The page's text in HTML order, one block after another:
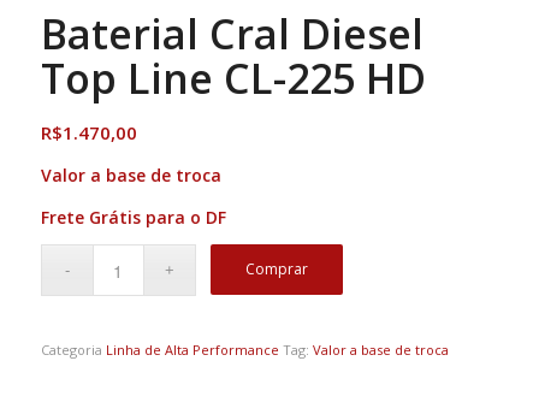
Baterial Cral Diesel
Top Line CL-225 HD
R$1.470,00
Valor a base de troca
Frete Grátis para o DF
Comprar
Categoria Linha de Alta Performance Tag: Valor a base de troca